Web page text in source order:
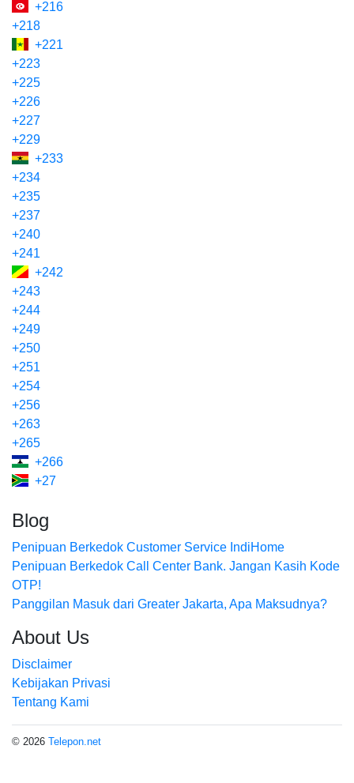
+216
+218
+221
+223
+225
+226
+227
+229
+233
+234
+235
+237
+240
+241
+242
+243
+244
+249
+250
+251
+254
+256
+263
+265
+266
+27
Blog
Penipuan Berkedok Customer Service IndiHome
Penipuan Berkedok Call Center Bank. Jangan Kasih Kode
OTP!
Panggilan Masuk dari Greater Jakarta, Apa Maksudnya?
About Us
Disclaimer
Kebijakan Privasi
Tentang Kami
© 2026 Telepon.net